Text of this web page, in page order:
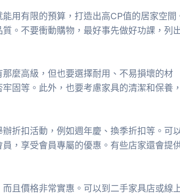
用有限的預算，打造出高CP值的居家空間
。不要衝動購物，最好事先做好功課，列
那麼高級，但也要選擇耐用、不易損壞的材
固等。此外，也要考慮家具的清潔和保養，
辦折扣活動，例如週年慶、換季折扣等。可
，享受會員專屬的優惠。有些店家還會提
且價格非常實惠。可以到二手家具店或線